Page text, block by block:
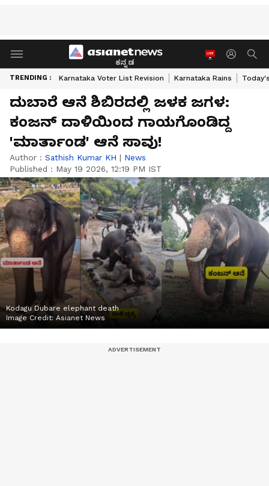
ಕನ್ನಡ
TRENDING : Karnataka Voter List Revision Karnataka Rains
ದುಬಾರೆ ಆನೆ ಶಿಬಿರದಲ್ಲಿ ಜಳಕ ಜಗಳ:
ಕಂಜನ್ ದಾಳಿಯಿಂದ ಗಾಯಗೊಂಡಿದ್ದ
'ಮಾರ್ತಾಂಡ' ಆನೆ ಸಾವು!
Author : Sathish Kumar KH | News
Published : May 19 2026, 12:19 PM IST
Kodagu Dubare elephant death
Image Credit: Asianet News